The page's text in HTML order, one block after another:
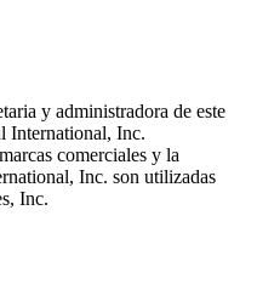
y administradora de este
International, Inc.
comerciales y la
Inc. son utilizadas
Inc.